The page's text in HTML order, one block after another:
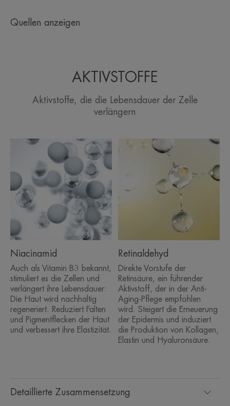
Quellen anzeigen
AKTIVSTOFFE
Aktivstoffe, die die Lebensdauer der Zelle
verlängern
Detaillierte Zusammensetzung
Niacinamid
Auch als Vitamin B3 bekannt,
stimuliert es die Zellen und
verlängert ihre Lebensdauer:
Die Haut wird nachhaltig
regeneriert. Reduziert Falten
und Pigmentflecken der Haut
und verbessert ihre Elastizität.
Retinaldehyd
Direkte Vorstufe der
Retinsäure, ein führender
Aktivstoff, der in der Anti-
Aging-Pflege empfohlen
wird. Steigert die Erneuerung
der Epidermis und induziert
die Produktion von Kollagen,
Elastin und Hyaluronsäure.